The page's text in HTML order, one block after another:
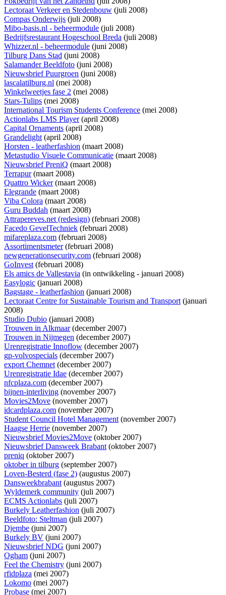
Lectoraat Verkeer en Stedenbouw (juli 2008)
Compas Onderwijs (juli 2008)
Mibo-basis.nl - beheermodule (juli 2008)
Bedrijfsrestaurant Hogeschool Breda (juli 2008)
Whizzer.nl - beheermodule (juni 2008)
Tilburg Dans Stad (juni 2008)
Salamander Beeldfoto (juni 2008)
Nieuwsbrief Puurgroen (juni 2008)
lascalatilburg.nl (mei 2008)
Winkelweetjes fase 2 (mei 2008)
Stars-Tulips (mei 2008)
International Tourism Students Conference (mei 2008)
Actionlabs LMS Player(april 2008)
Capital Ornaments (april 2008)
Grandelight(april 2008)
Horsten - leatherfashion (maart 2008)
Metastudio Visuele Communicatie (maart 2008)
Nieuwsbrief PreniQ (maart 2008)
Terrapur(maart 2008)
Quattro Wicker(maart 2008)
Elegrande (maart 2008)
Viba Colora (maart 2008)
Guru Buddah (maart 2008)
Attrapereves.net (redesign) (februari 2008)
Facedo GevelTechniek (februari 2008)
mifareplaza.com (februari 2008)
Assortimentsmeter(februari 2008)
newgenerationsecurity.com (februari 2008)
GoInvest(februari 2008)
Els amics de Vallestavia (in ontwikkeling - januari 2008)
Easylogic (januari 2008)
Bagstage - leatherfashion (januari 2008)
Lectoraat Centre for Sustainable Tourism and Transport(januari
2008)
Studio Dubio (januari 2008)
Trouwen in Alkmaar(december 2007)
Trouwen in Nijmegen (december 2007)
Urenregistratie Innoflow (december 2007)
gp-volvospecials (december 2007)
export Chemnet(december 2007)
Urenregistratie Idae (december 2007)
nfcplaza.com (december 2007)
bijnen-interliving (november 2007)
Movies2Move (november 2007)
idcardplaza.com (november 2007)
Student Council Hotel Management(november 2007)
Haagse Herrie (november 2007)
Nieuwsbrief Movies2Move (oktober 2007)
Nieuwsbrief Dansweek Brabant(oktober 2007)
preniq (oktober 2007)
oktober in tilburg (september 2007)
Loven-Besterd (fase 2) (augustus 2007)
Dansweekbrabant(augustus 2007)
Wyldemerk community (juli 2007)
ECMS Actionlabs (juli 2007)
Burkely Leatherfashion (juli 2007)
Beeldfoto: Steltman (juli 2007)
Djembe (juni 2007)
Burkely BV (juni 2007)
Nieuwsbrief NDG (juni 2007)
Ogham (juni 2007)
Feel the Chemistry (juni 2007)
rfidplaza (mei 2007)
Lokomo (mei 2007)
Probase (mei 2007)